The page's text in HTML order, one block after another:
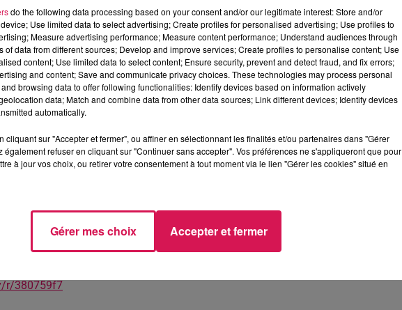
d’Avesnes sur Helpe sur les énergies renouvelables. Le
fermes solaires, d’éolienne, notamment Val de Sambre, mais
énergétique (EPE)
sur-Helpe, de fixer des objectifs, d’organiser la mise en
des énergies de récupération sur le territoire avec
propositions concrètes de projets de production d'énergies
positionnement par rapport aux énergies renouvelables et de
vous développer en priorité pour garantir un territoire durable
en ligne, consultable jusqu’au 14 juin prochain.
r/380759f7
do the following data processing based on your consent and/or our legitimate interest: Store and/or
Use limited data to select advertising; Create profiles for personalised advertising; Use profiles to
Measure advertising performance; Measure content performance; Understand audiences through
of data from different sources; Develop and improve services; Create profiles to personalise content; Use
content; Use limited data to select content; Ensure security, prevent and detect fraud, and fix errors;
and content; Save and communicate privacy choices. These technologies may process personal
browsing data to offer following functionalities: Identify devices based on information actively
data; Match and combine data from other data sources; Link different devices; Identify devices
automatically.
cliquant sur "Accepter et fermer", ou affiner en sélectionnant les finalités et/ou partenaires dans "Gérer
également refuser en cliquant sur "Continuer sans accepter". Vos préférences ne s'appliqueront que pour
à jour vos choix, ou retirer votre consentement à tout moment via le lien "Gérer les cookies" situé en
Gérer mes choix Accepter et fermer